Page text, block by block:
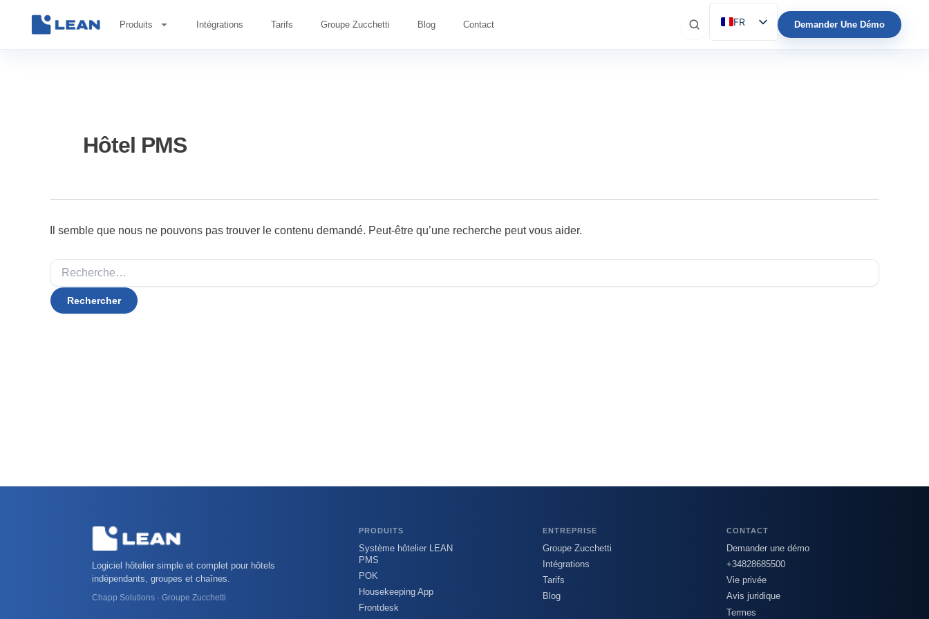
Produits Intégrations Tarifs Groupe Zucchetti Blog Contact
FR
ES
Demander Une Démo
Hôtel PMS
Il semble que nous ne pouvons pas trouver le contenu demandé. Peut-être qu’une recherche peut vous aider.
Logiciel hôtelier simple et complet pour hôtels
indépendants, groupes et chaînes.
Chapp Solutions · Groupe Zucchetti
PRODUITS
Système hôtelier LEAN
PMS
POK
Housekeeping App
Frontdesk
ENTREPRISE
Groupe Zucchetti
Intégrations
Tarifs
Blog
CONTACT
Demander une démo
+34828685500
Vie privée
Avis juridique
Termes